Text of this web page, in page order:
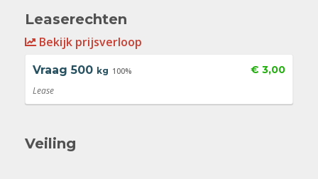
Leaserechten
Bekijk prijsverloop
Vraag 500 kg 100% € 3,00
Lease
Veiling